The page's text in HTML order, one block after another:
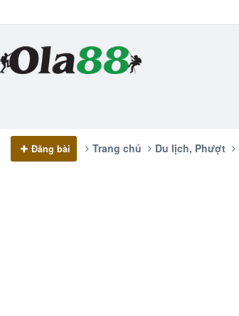
Đăng bài Trang chủ Du lịch, Phượt